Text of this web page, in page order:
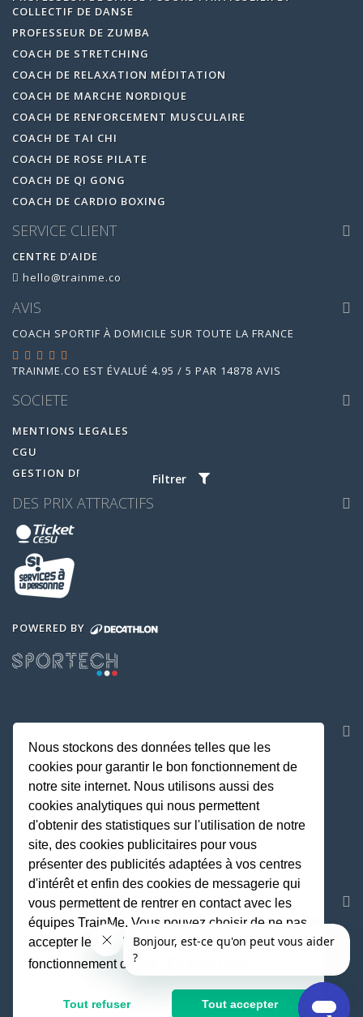
Filtrer
COLLECTIF DE DANSE
PROFESSEUR DE ZUMBA
COACH DE STRETCHING
COACH DE RELAXATION MÉDITATION
COACH DE MARCHE NORDIQUE
COACH DE RENFORCEMENT MUSCULAIRE
COACH DE TAI CHI
COACH DE ROSE PILATE
COACH DE QI GONG
COACH DE CARDIO BOXING
SERVICE CLIENT
CENTRE D'AIDE
hello@trainme.co
AVIS
COACH SPORTIF À DOMICILE SUR TOUTE LA FRANCE
TRAINME.CO EST ÉVALUÉ 4.95 / 5 PAR 14878 AVIS
SOCIETE
MENTIONS LEGALES
CGU
GESTION DES COOKIES
DES PRIX ATTRACTIFS
POWERED BY
REJOIGNEZ LA COMMUNAUTE
Fait avec
© TrainMe 2021
Nous stockons des données telles que les
cookies pour garantir le bon fonctionnement de
notre site internet. Nous utilisons aussi des
cookies analytiques qui nous permettent
d'obtenir des statistiques sur l'utilisation de notre
site, des cookies publicitaires pour vous
présenter des publicités adaptées à vos centres
d'intérêt et enfin des cookies de messagerie qui
vous permettent de rentrer en contact avec les
équipes TrainMe. Vous pouvez choisir de ne pas
accepter les cookies non indispensables au
fonctionnement du site.
Tout refuser Tout accepter